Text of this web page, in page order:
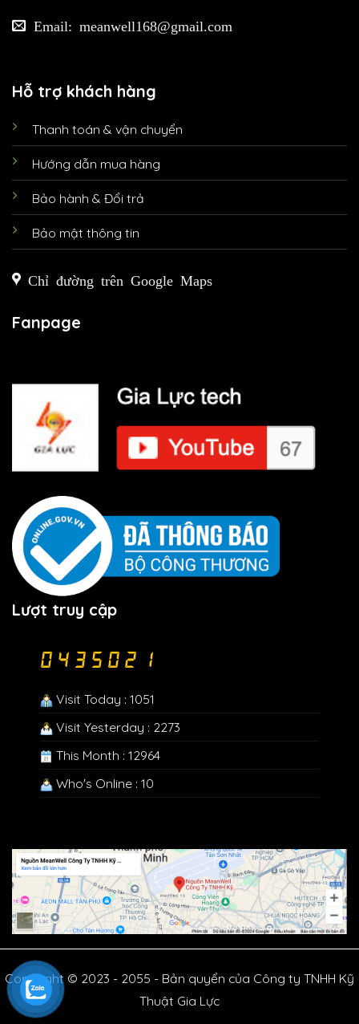
Email: meanwell168@gmail.com
Hỗ trợ khách hàng
Thanh toán & vận chuyển
Hướng dẫn mua hàng
Bảo hành & Đổi trả
Bảo mật thông tin
Chỉ đường trên Google Maps
Fanpage
Lượt truy cập
Visit Today : 1051
Visit Yesterday : 2273
This Month : 12964
Who's Online : 10
Copyright © 2023 - 2055 - Bản quyển của Công ty TNHH Kỹ
Thuật Gia Lực